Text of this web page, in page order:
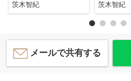
茨木智紀 茨木智紀
メールで共有する